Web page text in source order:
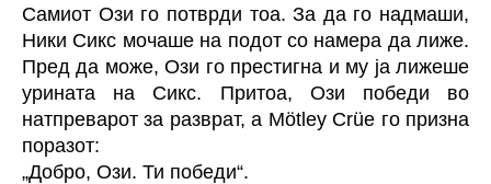
Самиот Ози го потврди тоа. За да го надмаши,
Ники Сикс мочаше на подот со намера да лиже.
Пред да може, Ози го престигна и му ја лижеше
урината на Сикс. Притоа, Ози победи во
натпреварот за разврат, а Mötley Crüe го призна
поразот:
„Добро, Ози. Ти победи“.